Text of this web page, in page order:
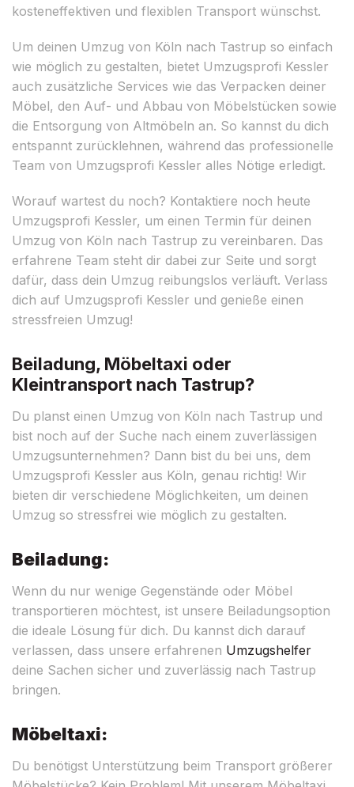
kosteneffektiven und flexiblen Transport wünschst.
Um deinen Umzug von Köln nach Tastrup so einfach
wie möglich zu gestalten, bietet Umzugsprofi Kessler
auch zusätzliche Services wie das Verpacken deiner
Möbel, den Auf- und Abbau von Möbelstücken sowie
die Entsorgung von Altmöbeln an. So kannst du dich
entspannt zurücklehnen, während das professionelle
Team von Umzugsprofi Kessler alles Nötige erledigt.
Worauf wartest du noch? Kontaktiere noch heute
Umzugsprofi Kessler, um einen Termin für deinen
Umzug von Köln nach Tastrup zu vereinbaren. Das
erfahrene Team steht dir dabei zur Seite und sorgt
dafür, dass dein Umzug reibungslos verläuft. Verlass
dich auf Umzugsprofi Kessler und genieße einen
stressfreien Umzug!
Beiladung, Möbeltaxi oder
Kleintransport nach Tastrup?
Du planst einen Umzug von Köln nach Tastrup und
bist noch auf der Suche nach einem zuverlässigen
Umzugsunternehmen? Dann bist du bei uns, dem
Umzugsprofi Kessler aus Köln, genau richtig! Wir
bieten dir verschiedene Möglichkeiten, um deinen
Umzug so stressfrei wie möglich zu gestalten.
Beiladung:
Wenn du nur wenige Gegenstände oder Möbel
transportieren möchtest, ist unsere Beiladungsoption
die ideale Lösung für dich. Du kannst dich darauf
verlassen, dass unsere erfahrenen Umzugshelfer
deine Sachen sicher und zuverlässig nach Tastrup
bringen.
Möbeltaxi:
Du benötigst Unterstützung beim Transport größerer